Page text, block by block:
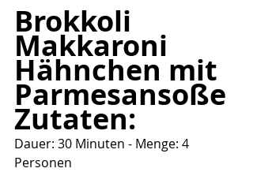
Brokkoli
Makkaroni
Hähnchen mit
Parmesansoße
Zutaten:
Dauer: 30 Minuten - Menge: 4
Personen